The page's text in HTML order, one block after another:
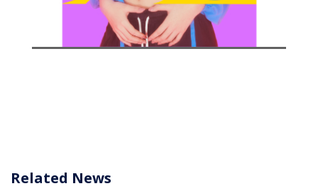
Related News